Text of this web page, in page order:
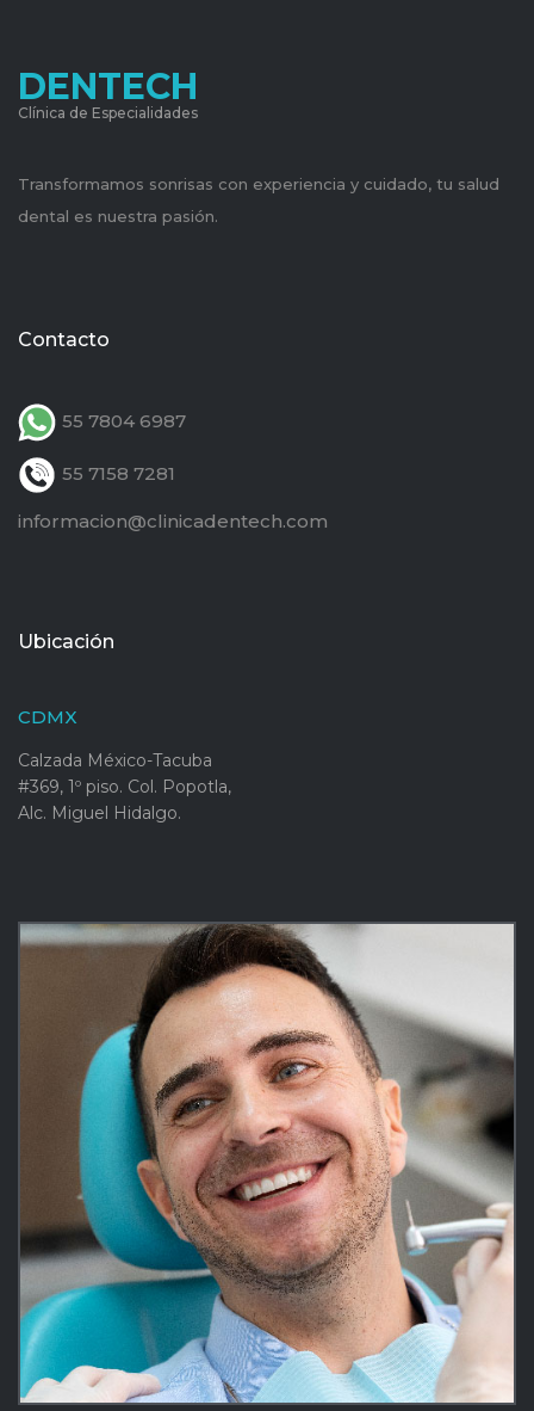
DENTECH
Clínica de Especialidades
Transformamos sonrisas con experiencia y cuidado, tu salud
dental es nuestra pasión.
Contacto
55 7804 6987
55 7158 7281
informacion@clinicadentech.com
Ubicación
CDMX
Calzada México-Tacuba
#369, 1º piso. Col. Popotla,
Alc. Miguel Hidalgo.